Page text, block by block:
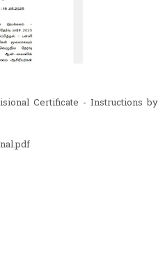
Certificate - Instructions by